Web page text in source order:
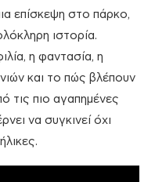
επίσκεψη στο πάρκο,
ιστορία.
η φαντασία, η
και το πώς βλέπουν
τις πιο αγαπημένες
να συγκινεί όχι